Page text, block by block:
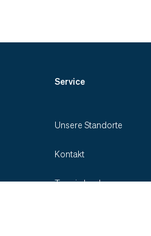
Service
Unsere Standorte
Kontakt
Termin buchen